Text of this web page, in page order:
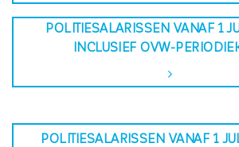
POLITIESALARISSEN VANAF 1
INCLUSIEF OVW-
POLITIESALARISSEN VANAF 1